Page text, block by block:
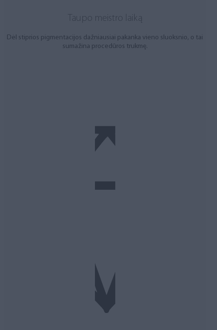
Taupo meistro laiką
Dėl stiprios pigmentacijos dažniausiai pakanka vieno sluoksnio, o tai
sumažina procedūros trukmę.